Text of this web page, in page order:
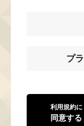
プ
利用規約に
同意する